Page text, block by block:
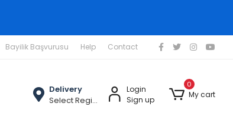
Bayilik Başvurusu Help Contact
Delivery
Select Region
Login
Sign up
0
My cart